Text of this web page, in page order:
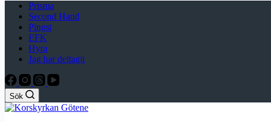
Prisma
Second Hand
Pingst
EFK
Hyra
Jag har deltagit
Sök